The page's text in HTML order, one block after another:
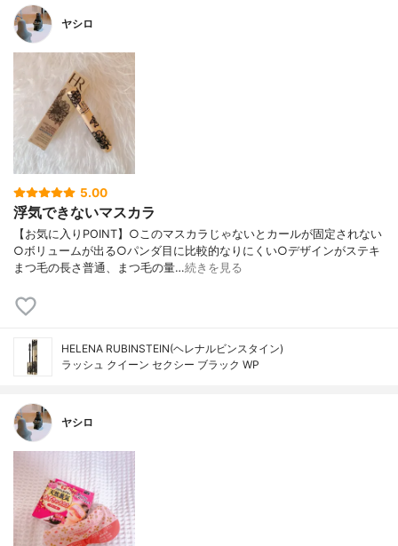
ヤシロ
5.00
浮気できないマスカラ
【お気に入りPOINT】○このマスカラじゃないとカールが固定されない
○ボリュームが出る○パンダ目に比較的なりにくい○デザインがステキ
まつ毛の長さ普通、まつ毛の量…続きを見る
HELENA RUBINSTEIN(ヘレナルビンスタイン)
ラッシュ クイーン セクシー ブラック WP
ヤシロ